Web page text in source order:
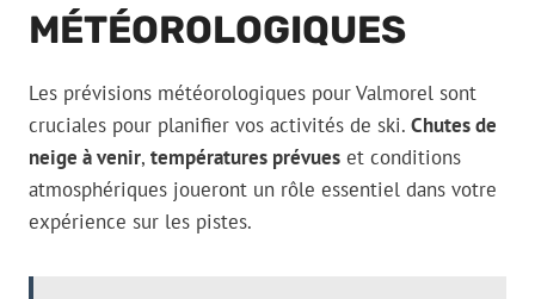
MÉTÉOROLOGIQUES
Les prévisions météorologiques pour Valmorel sont
cruciales pour planifier vos activités de ski. Chutes de
neige à venir, températures prévues et conditions
atmosphériques joueront un rôle essentiel dans votre
expérience sur les pistes.